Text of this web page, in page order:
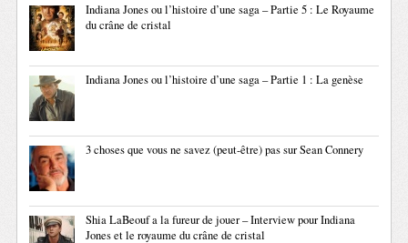
Indiana Jones ou l’histoire d’une saga – Partie 5 : Le Royaume
du crâne de cristal
Indiana Jones ou l’histoire d’une saga – Partie 1 : La genèse
3 choses que vous ne savez (peut-être) pas sur Sean Connery
Shia LaBeouf a la fureur de jouer – Interview pour Indiana
Jones et le royaume du crâne de cristal